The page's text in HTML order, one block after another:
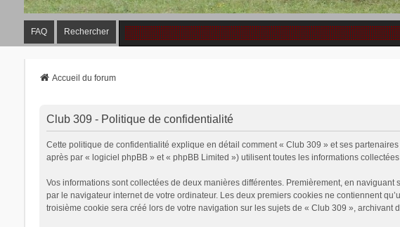
FAQ Rechercher
Accueil du forum
Club 309 - Politique de confidentialité
Cette politique de confidentialité explique en détail comment « Club 309 » et ses
après par « logiciel phpBB » et « phpBB Limited ») utilisent toutes les informations
Vos informations sont collectées de deux manières différentes. Premièrement, en
par le navigateur internet de votre ordinateur. Les deux premiers cookies ne contiennent
troisième cookie sera créé lors de votre navigation sur les sujets de « Club 309 », archivant